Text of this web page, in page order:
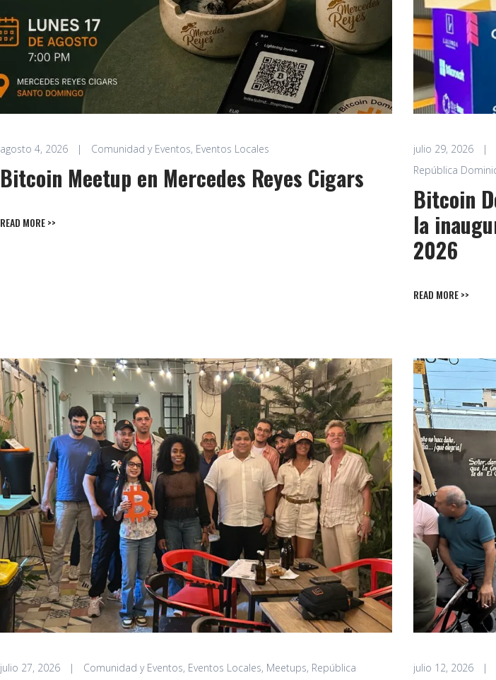
agosto 4, 2026 | Comunidad y Eventos, Eventos Locales
Bitcoin Meetup en Mercedes Reyes Cigars
READ MORE >>
julio 29, 2026 |
República
Bitcoin
la
2026
READ MORE >>
julio 27, 2026 | Comunidad y Eventos, Eventos Locales, Meetups, República
julio 12, 2026 |